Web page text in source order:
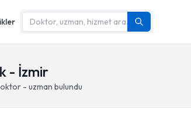
- İzmir
- uzman bulundu